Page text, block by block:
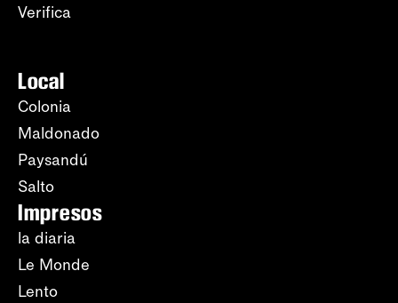
Verifica
Local
Colonia
Maldonado
Paysandú
Salto
Impresos
la diaria
Le Monde
Lento